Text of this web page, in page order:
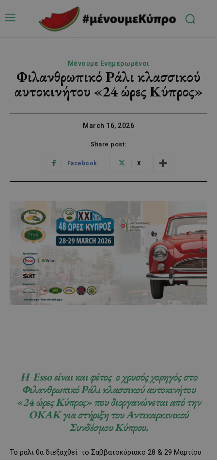
Μένουμε Ενημερωμένοι
Φιλανθρωπικό Ράλι κλασσικού
αυτοκινήτου «24 ώρες Κύπρος»
March 16, 2026
Share post:
Facebook X
Η Esso είναι και φέτος ο χρυσός χορηγός στο
Φιλανθρωπικό Ράλι κλασσικού αυτοκινήτου
«24 ώρες Κύπρος» που διοργανώνεται από την
ΟΚΑΚ για στήριξη του Αντικαρκινικού
Συνδέσμου Κύπρου.
Το ράλι θα διεξαχθεί το Σαββατοκύριακο 28 & 29 Μαρτίου